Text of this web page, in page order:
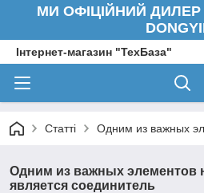
МИ ОФІЦІЙНИЙ ДИЛЕР
Інтернет-магазин "ТехБаза"
Статті Одним из важных
Одним из важных элементов
является соединитель